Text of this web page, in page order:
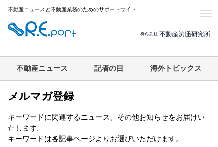
不動産ニュースと不動産業務のためのサポートサイト
不動産ニュース 記者の目 海外トピックス
メルマガ登録
キーワードに関連するニュース、その他お知らせをお届けい
たします。
キーワードは各記事ページよりお選びいただけます。